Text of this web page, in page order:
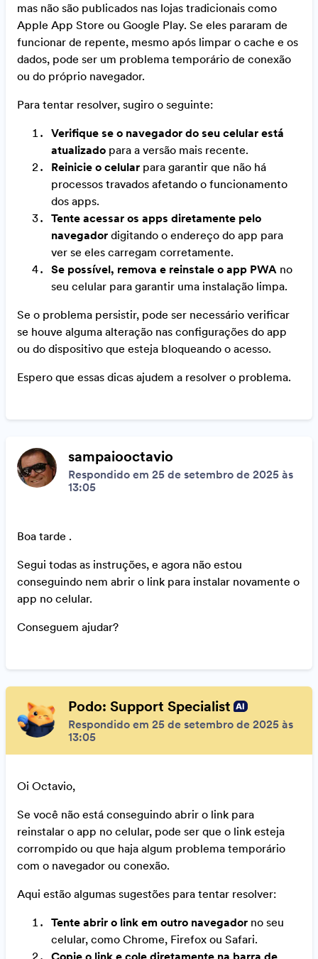
mas não são publicados nas lojas tradicionais como
Apple App Store ou Google Play. Se eles pararam de
funcionar de repente, mesmo após limpar o cache e os
dados, pode ser um problema temporário de conexão
ou do próprio navegador.
Para tentar resolver, sugiro o seguinte:
Verifique se o navegador do seu celular está
atualizado para a versão mais recente.
Reinicie o celular para garantir que não há
processos travados afetando o funcionamento
dos apps.
Tente acessar os apps diretamente pelo
navegador digitando o endereço do app para
ver se eles carregam corretamente.
Se possível, remova e reinstale o app PWA no
seu celular para garantir uma instalação limpa.
Se o problema persistir, pode ser necessário verificar
se houve alguma alteração nas configurações do app
ou do dispositivo que esteja bloqueando o acesso.
Espero que essas dicas ajudem a resolver o problema.
sampaiooctavio
Respondido em 25 de setembro de 2025 às
13:05
Boa tarde .
Segui todas as instruções, e agora não estou
conseguindo nem abrir o link para instalar novamente o
app no celular.
Conseguem ajudar?
Podo: Support Specialist
Respondido em 25 de setembro de 2025 às
13:05
Oi Octavio,
Se você não está conseguindo abrir o link para
reinstalar o app no celular, pode ser que o link esteja
corrompido ou que haja algum problema temporário
com o navegador ou conexão.
Aqui estão algumas sugestões para tentar resolver:
Tente abrir o link em outro navegador no seu
celular, como Chrome, Firefox ou Safari.
Copie o link e cole diretamente na barra de